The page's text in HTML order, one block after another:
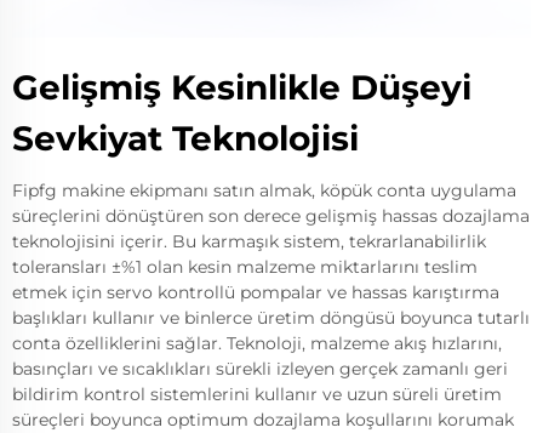
Gelişmiş Kesinlikle Düşeyi
Sevkiyat Teknolojisi
Fipfg makine ekipmanı satın almak, köpük conta uygulama
süreçlerini dönüştüren son derece gelişmiş hassas dozajlama
teknolojisini içerir. Bu karmaşık sistem, tekrarlanabilirlik
toleransları ±%1 olan kesin malzeme miktarlarını teslim
etmek için servo kontrollü pompalar ve hassas karıştırma
başlıkları kullanır ve binlerce üretim döngüsü boyunca tutarlı
conta özelliklerini sağlar. Teknoloji, malzeme akış hızlarını,
basınçları ve sıcaklıkları sürekli izleyen gerçek zamanlı geri
bildirim kontrol sistemlerini kullanır ve uzun süreli üretim
süreçleri boyunca optimum dozajlama koşullarını korumak